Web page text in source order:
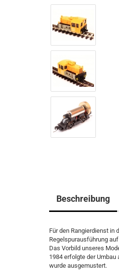
Beschreibung
Für den Rangierdienst in
Regelspurausführung
Das Vorbild unseres
1984 erfolgte der Umbau
wurde ausgemustert.